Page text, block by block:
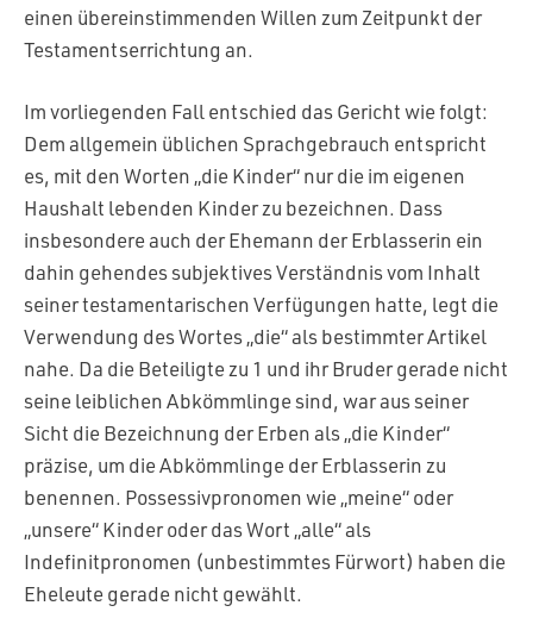
einen übereinstimmenden Willen zum Zeitpunkt der
Testamentserrichtung an.
Im vorliegenden Fall entschied das Gericht wie folgt:
Dem allgemein üblichen Sprachgebrauch entspricht
es, mit den Worten „die Kinder“ nur die im eigenen
Haushalt lebenden Kinder zu bezeichnen. Dass
insbesondere auch der Ehemann der Erblasserin ein
dahin gehendes subjektives Verständnis vom Inhalt
seiner testamentarischen Verfügungen hatte, legt die
Verwendung des Wortes „die“ als bestimmter Artikel
nahe. Da die Beteiligte zu 1 und ihr Bruder gerade nicht
seine leiblichen Abkömmlinge sind, war aus seiner
Sicht die Bezeichnung der Erben als „die Kinder“
präzise, um die Abkömmlinge der Erblasserin zu
benennen. Possessivpronomen wie „meine“ oder
„unsere“ Kinder oder das Wort „alle“ als
Indefinitpronomen (unbestimmtes Fürwort) haben die
Eheleute gerade nicht gewählt.